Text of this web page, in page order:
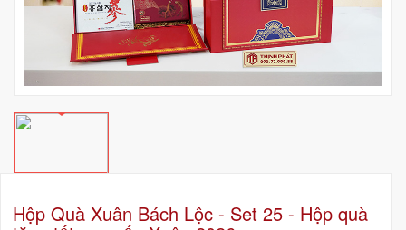
Hộp Quà Xuân Bách Lộc - Set 25 - Hộp quà